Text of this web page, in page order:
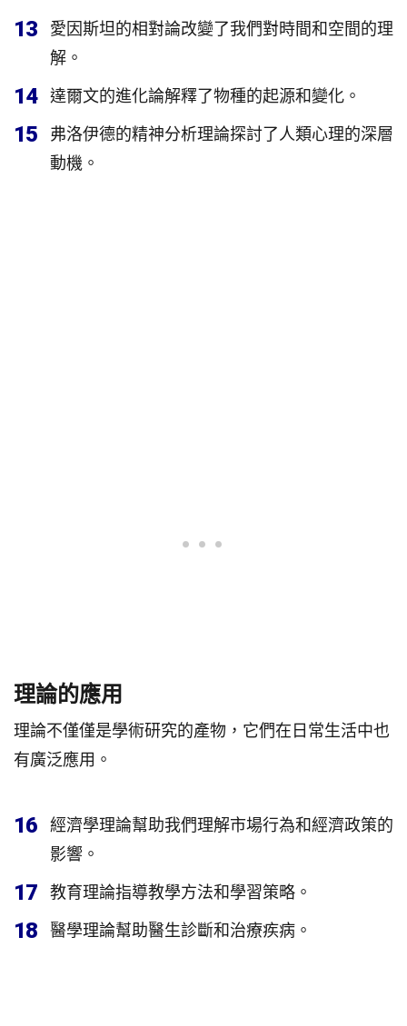
13
愛因斯坦的相對論改變了我們對時間和空間的理
解。
14 達爾文的進化論解釋了物種的起源和變化。
15
弗洛伊德的精神分析理論探討了人類心理的深層
動機。
理論的應用
理論不僅僅是學術研究的產物，它們在日常生活中也
有廣泛應用。
16
經濟學理論幫助我們理解市場行為和經濟政策的
影響。
17 教育理論指導教學方法和學習策略。
18 醫學理論幫助醫生診斷和治療疾病。